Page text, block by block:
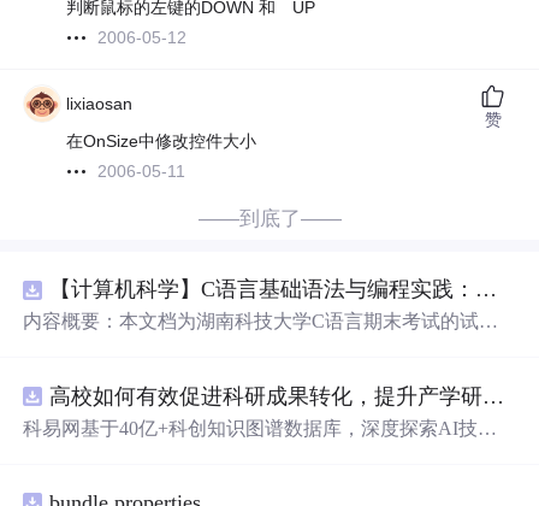
判断鼠标的左键的DOWN 和 UP
2006-05-12
lixiaosan
在OnSize中修改控件大小
2006-05-11
赞
——到底了——
【计算机科学】C语言基础语法与编程实践：湖南科技大学期末考试核心知识点解析
内容概要：本文档为湖南科技大学C语言期末考试的试题
循环）、数组、字符串处理、函数定义与调用、指针初步
等内容。题目形式为单项选择题，每道题后附有正确答
业学习C语言课程的学生，特别是准备期末考试或需要强
高校如何有效促进科研成果转化，提升产学研合作效率？.docx
科易网基于40亿+科创知识图谱数据库，深度探索AI技术